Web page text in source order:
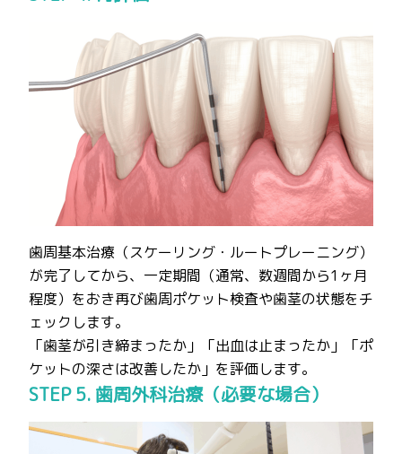
歯周基本治療（スケーリング・ルートプレーニング）
が完了してから、一定期間（通常、数週間から1ヶ月
程度）をおき再び歯周ポケット検査や歯茎の状態をチ
ェックします。
「歯茎が引き締まったか」「出血は止まったか」「ポ
ケットの深さは改善したか」を評価します。
STEP 5. 歯周外科治療（必要な場合）